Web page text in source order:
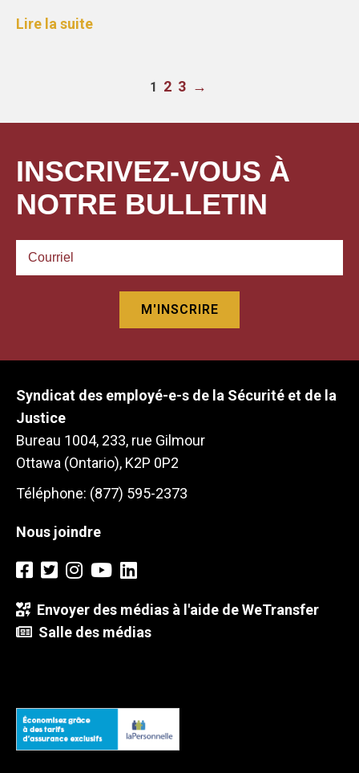
Lire la suite
1 2 3 →
INSCRIVEZ-VOUS À
NOTRE BULLETIN
Syndicat des employé-e-s de la Sécurité et de la
Justice
Bureau 1004, 233, rue Gilmour
Ottawa (Ontario), K2P 0P2
Téléphone: (877) 595-2373
Nous joindre
Envoyer des médias à l'aide de WeTransfer
Salle des médias